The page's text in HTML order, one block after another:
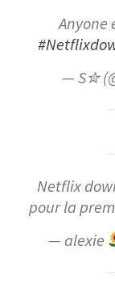
Anyone
— S✮
Netflix
pour la
— alexie